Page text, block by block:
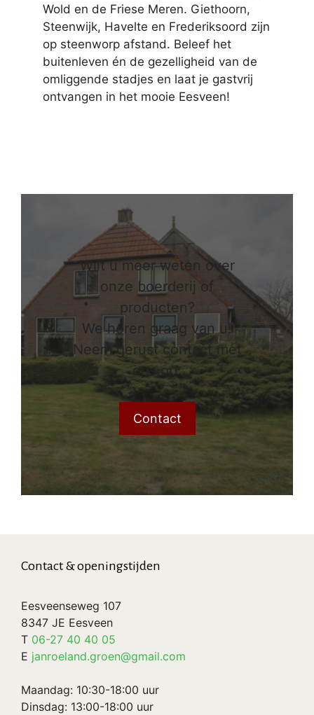
Wold en de Friese Meren. Giethoorn,
Steenwijk, Havelte en Frederiksoord zijn
op steenworp afstand. Beleef het
buitenleven én de gezelligheid van de
omliggende stadjes en laat je gastvrij
ontvangen in het mooie Eesveen!
Wilt u meer weten over
onze boerderij of
producten?
We horen graag van u!
Neem gerust contact met
ons op.
Contact
Contact & openingstijden
Eesveenseweg 107
8347 JE Eesveen
T 06-27 40 40 05
E janroeland.groen@gmail.com
Maandag: 10:30-18:00 uur
Dinsdag: 13:00-18:00 uur